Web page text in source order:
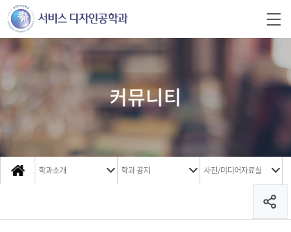
커뮤니티
학과소개 학과 공지 사진/미디어자료실